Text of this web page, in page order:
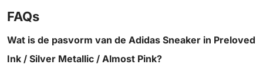
FAQs
Wat is de pasvorm van de Adidas Sneaker in Preloved
Ink / Silver Metallic / Almost Pink?